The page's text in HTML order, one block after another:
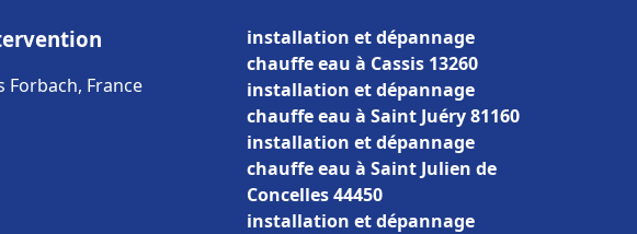
Forbach, France
installation et dépannage
chauffe eau à Cassis 13260
installation et dépannage
chauffe eau à Saint Juéry 81160
installation et dépannage
chauffe eau à Saint Julien de
Concelles 44450
installation et dépannage